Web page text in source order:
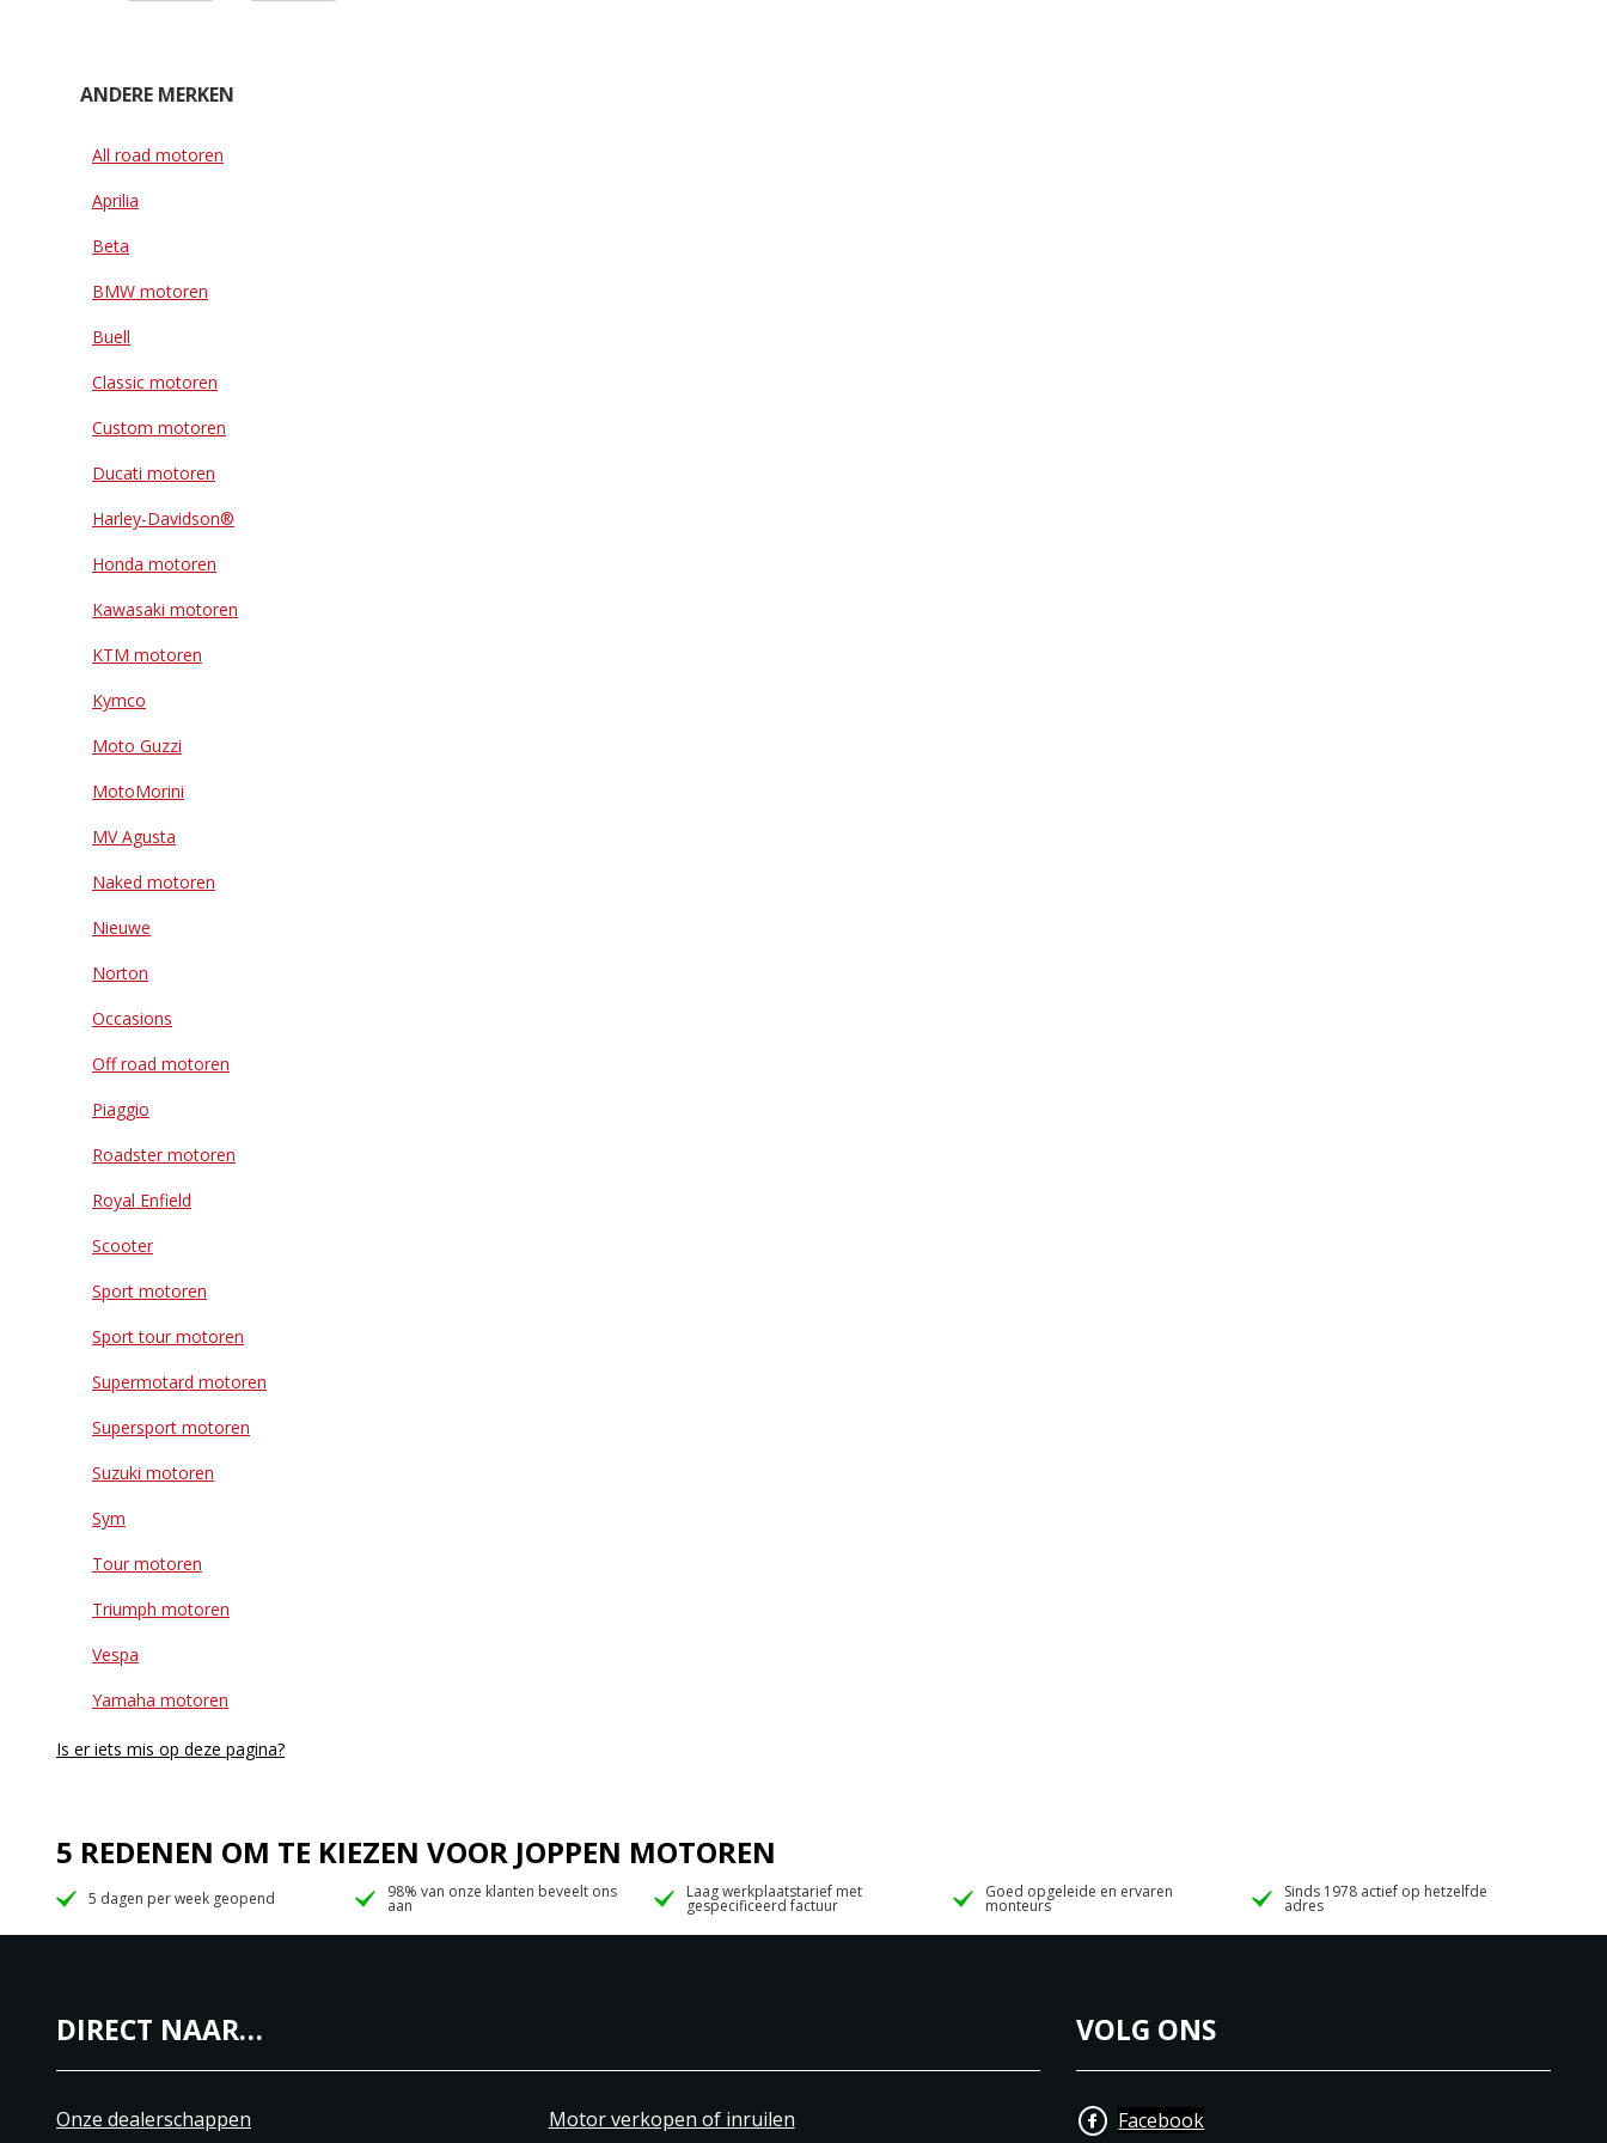
ANDERE MERKEN
All road motoren
Aprilia
Beta
BMW motoren
Buell
Classic motoren
Custom motoren
Ducati motoren
Harley-Davidson®
Honda motoren
Kawasaki motoren
KTM motoren
Kymco
Moto Guzzi
MotoMorini
MV Agusta
Naked motoren
Nieuwe
Norton
Occasions
Off road motoren
Piaggio
Roadster motoren
Royal Enfield
Scooter
Sport motoren
Sport tour motoren
Supermotard motoren
Supersport motoren
Suzuki motoren
Sym
Tour motoren
Triumph motoren
Vespa
Yamaha motoren
Is er iets mis op deze pagina?
5 REDENEN OM TE KIEZEN VOOR JOPPEN MOTOREN
5 dagen per week geopend 98% van onze klanten beveelt ons
aan
Laag werkplaatstarief met
gespecificeerd factuur
Goed opgeleide en ervaren
monteurs
Sinds 1978 actief op hetzelfde
adres
DIRECT NAAR…
Onze dealerschappen Motor verkopen of inruilen
VOLG ONS
Facebook